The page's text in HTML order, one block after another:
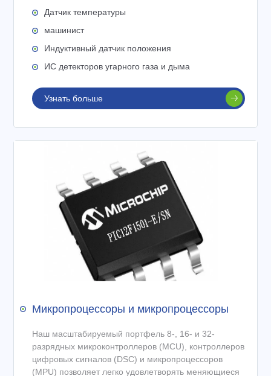
Датчик температуры
машинист
Индуктивный датчик положения
ИС детекторов угарного газа и дыма
Узнать больше
Микропроцессоры и микропроцессоры
Наш масштабируемый портфель 8-, 16- и 32-
разрядных микроконтроллеров (MCU), контроллеров
цифровых сигналов (DSC) и микропроцессоров
(MPU) позволяет легко удовлетворять меняющиеся